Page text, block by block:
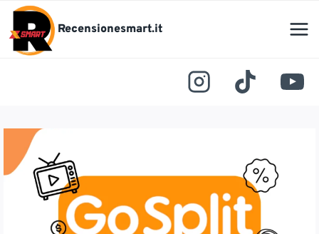
Salta
contenuto
Recensionesmart.it